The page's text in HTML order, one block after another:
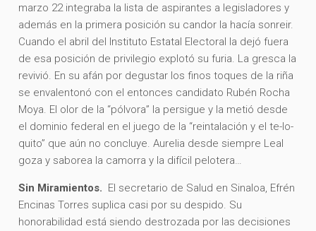
marzo 22 integraba la lista de aspirantes a legisladores y
además en la primera posición su candor la hacía sonreir.
Cuando el abril del Instituto Estatal Electoral la dejó fuera
de esa posición de privilegio explotó su furia. La gresca la
revivió. En su afán por degustar los finos toques de la riña
se envalentonó con el entonces candidato Rubén Rocha
Moya. El olor de la “pólvora” la persigue y la metió desde
el dominio federal en el juego de la “reintalación y el te-lo-
quito” que aún no concluye. Aurelia desde siempre Leal
goza y saborea la camorra y la difícil pelotera…
Sin Miramientos. El secretario de Salud en Sinaloa, Efrén
Encinas Torres suplica casi por su despido. Su
honorabilidad está siendo destrozada por las decisiones